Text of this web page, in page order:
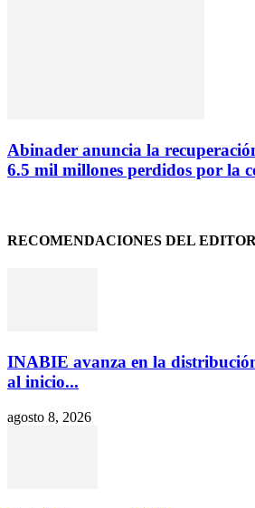
Abinader anuncia la
6.5 mil millones perdidos por la
RECOMENDACIONES DEL EDITOR
INABIE avanza en la
al inicio...
agosto 8, 2026